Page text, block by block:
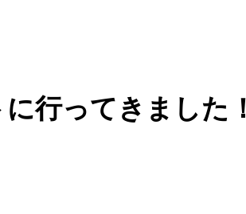
行ってきました